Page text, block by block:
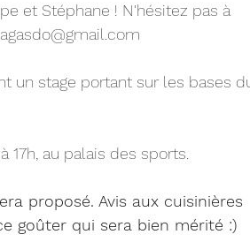
et Stéphane ! N'hésitez pas à
un stage portant sur les bases
17h, au palais des sports.
proposé. Avis aux cuisinières
goûter qui sera bien mérité :)